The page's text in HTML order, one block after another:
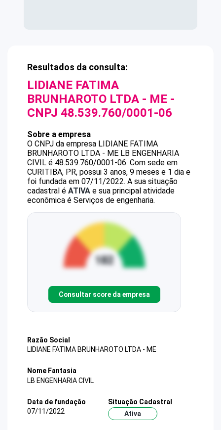
Resultados da consulta:
LIDIANE FATIMA
BRUNHAROTO LTDA - ME -
CNPJ 48.539.760/0001-06
Sobre a empresa
O CNPJ da empresa LIDIANE FATIMA
BRUNHAROTO LTDA - ME LB ENGENHARIA
CIVIL é 48.539.760/0001-06. Com sede em
CURITIBA, PR, possui 3 anos, 9 meses e 1 dia e
foi fundada em 07/11/2022. A sua situação
cadastral é ATIVA e sua principal atividade
econômica é Serviços de engenharia.
Consultar score da empresa
Razão Social
LIDIANE FATIMA BRUNHAROTO LTDA - ME
Nome Fantasia
LB ENGENHARIA CIVIL
Data de fundação
07/11/2022
Situação Cadastral
Ativa